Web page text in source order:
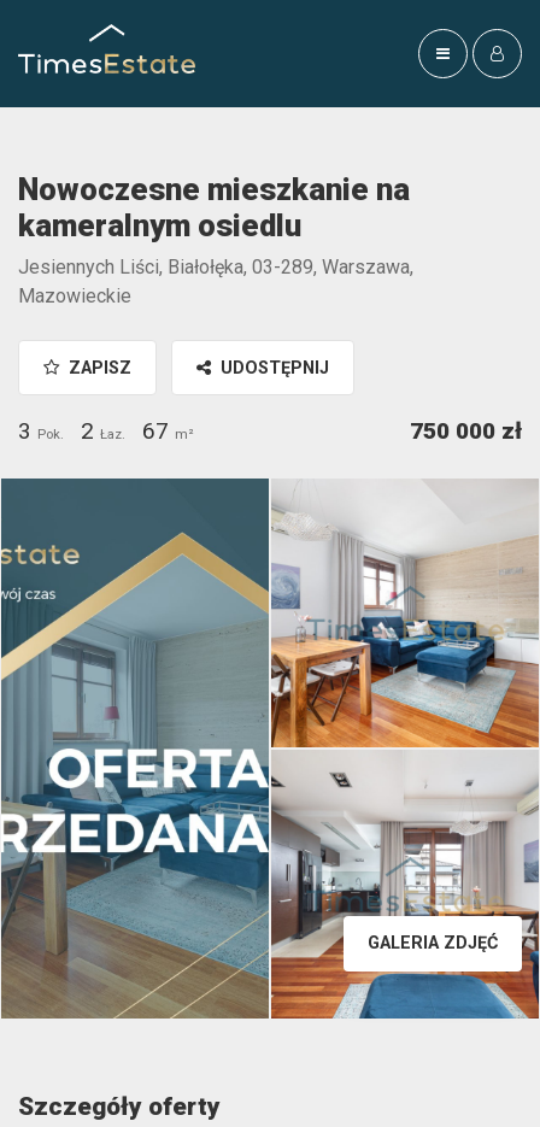
Nowoczesne mieszkanie na
kameralnym osiedlu
Jesiennych Liści, Białołęka, 03-289, Warszawa,
Mazowieckie
ZAPISZ UDOSTĘPNIJ
3 Pok. 2 Łaz. 67 m² 750 000 zł
GALERIA ZDJĘĆ
Szczegóły oferty